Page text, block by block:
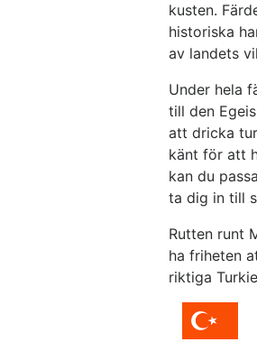
kusten.
historiska
av landets
Under hela
till den
att dricka
känt för att
kan du
ta dig in till
Rutten runt
ha friheten
riktiga